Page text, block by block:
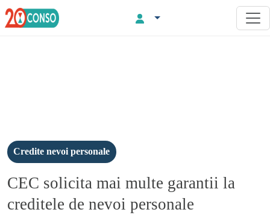
Credite nevoi personale
CEC solicita mai multe garantii la
creditele de nevoi personale